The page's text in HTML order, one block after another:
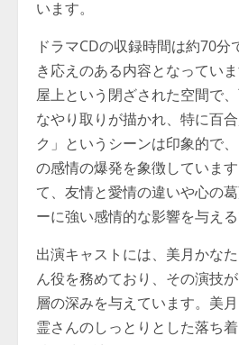
います。
ドラマCDの収録時間は約70
き応えのある内容となってい
屋上という閉ざされた空間で
なやり取りが描かれ、特に百
ク」というシーンは印象的で
の感情の爆発を象徴していま
て、友情と愛情の違いや心の
ーに強い感情的な影響を与える
出演キャストには、美月かな
ん役を務めており、その演技
層の深みを与えています。美
霊さんのしっとりとした落ち